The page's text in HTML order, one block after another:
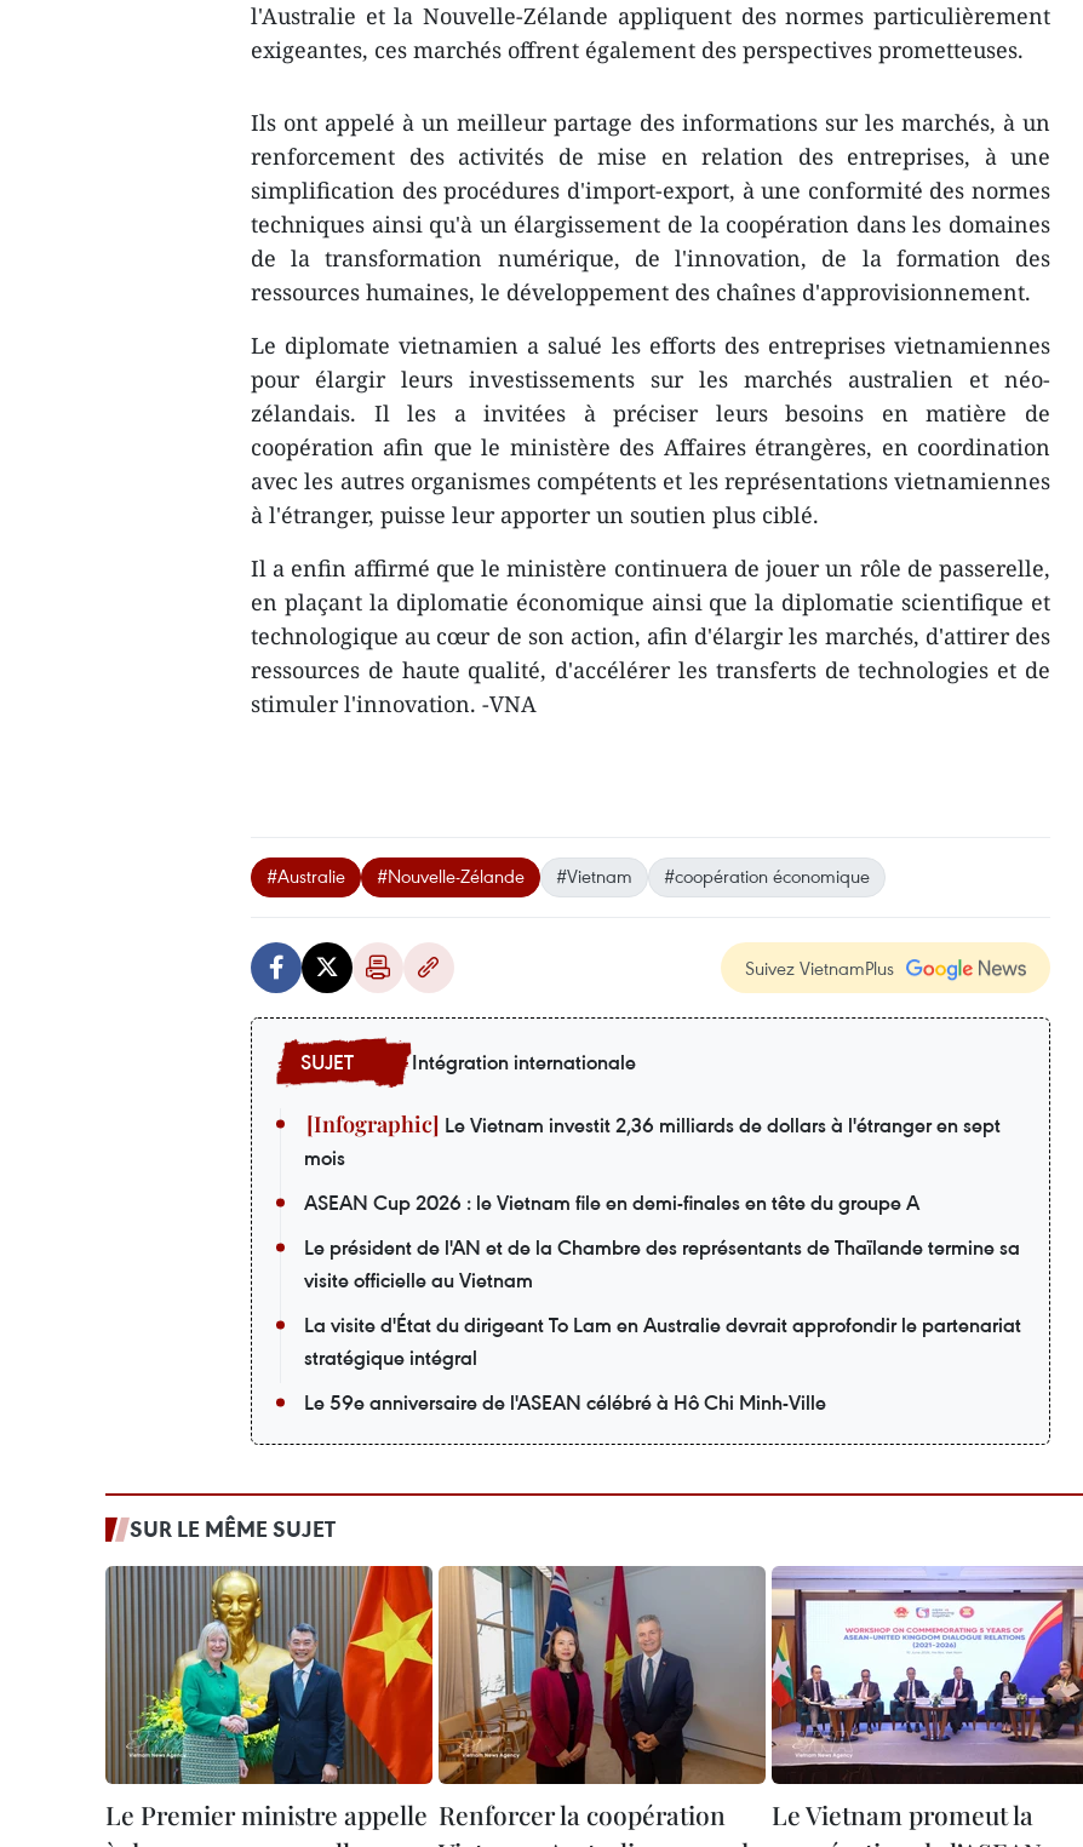
l'Australie et la Nouvelle-Zélande appliquent des normes particulièrement
exigeantes, ces marchés offrent également des perspectives prometteuses.
Ils ont appelé à un meilleur partage des informations sur les marchés, à un
renforcement des activités de mise en relation des entreprises, à une
simplification des procédures d'import-export, à une conformité des normes
techniques ainsi qu'à un élargissement de la coopération dans les domaines
de la transformation numérique, de l'innovation, de la formation des
ressources humaines, le développement des chaînes d'approvisionnement.
Le diplomate vietnamien a salué les efforts des entreprises vietnamiennes
pour élargir leurs investissements sur les marchés australien et néo-
zélandais. Il les a invitées à préciser leurs besoins en matière de
coopération afin que le ministère des Affaires étrangères, en coordination
avec les autres organismes compétents et les représentations vietnamiennes
à l'étranger, puisse leur apporter un soutien plus ciblé.
Il a enfin affirmé que le ministère continuera de jouer un rôle de passerelle,
en plaçant la diplomatie économique ainsi que la diplomatie scientifique et
technologique au cœur de son action, afin d'élargir les marchés, d'attirer des
ressources de haute qualité, d'accélérer les transferts de technologies et de
stimuler l'innovation. -VNA
#Australie #Nouvelle-Zélande #Vietnam #coopération économique
Suivez VietnamPlus
Intégration internationale
Le Vietnam investit 2,36 milliards de dollars à l'étranger en sept
mois
ASEAN Cup 2026 : le Vietnam file en demi-finales en tête du groupe A
Le président de l'AN et de la Chambre des représentants de Thaïlande termine sa
visite officielle au Vietnam
La visite d'État du dirigeant To Lam en Australie devrait approfondir le partenariat
stratégique intégral
Le 59e anniversaire de l'ASEAN célébré à Hô Chi Minh-Ville
SUR LE MÊME SUJET
Le Premier ministre appelle Renforcer la coopération
Le Vietnam promeut la